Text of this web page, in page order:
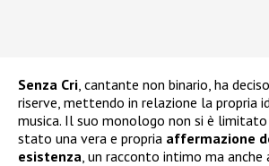
Senza Cri , cantante non binario, ha
riserve, mettendo in relazione la propria
musica. Il suo monologo non si è limitato
stato una vera e propria affermazione
esistenza , un racconto intimo ma